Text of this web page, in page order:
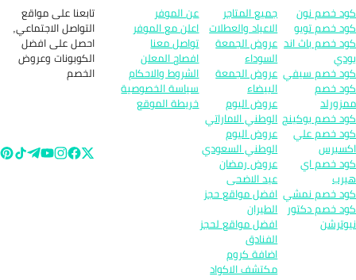
خصم نون
خصم تويو
خصم باث اند
خصم سيفي
خصم
خصم بوكينج
خصم علي
خصم اي
خصم نمشي
خصم دكتور
جميع المتاجر
الاعياد والعطلات
عروض الجمعة
السوداء
عروض الجمعة
البيضاء
عروض اليوم
الوطني الاماراتي
عروض اليوم
الوطني السعودي
عروض رمضان
عيد الاضحى
افضل مواقع حجز
الطيران
افضل مواقع لحجز
الفنادق
اضافة كروم
مكتشف الاكواد
عن الموفر
اعلن مع الموفر
تواصل معنا
افصاح المعلن
الشروط والاحكام
سياسة الخصوصية
خريطة الموقع
تابعنا على مواقع
التواصل الاجتماعي,
احصل على افضل
الكوبونات وعروض
الخصم